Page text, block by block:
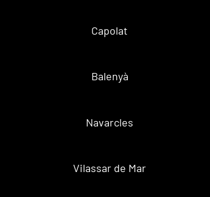
Capolat
Balenyà
Navarcles
Vilassar de Mar